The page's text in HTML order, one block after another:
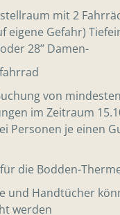
mit 2
eigene Gefahr)
28’’ Damen-
von
im Zeitraum
Personen je einen
die Bodden-
und Handtücher
werden